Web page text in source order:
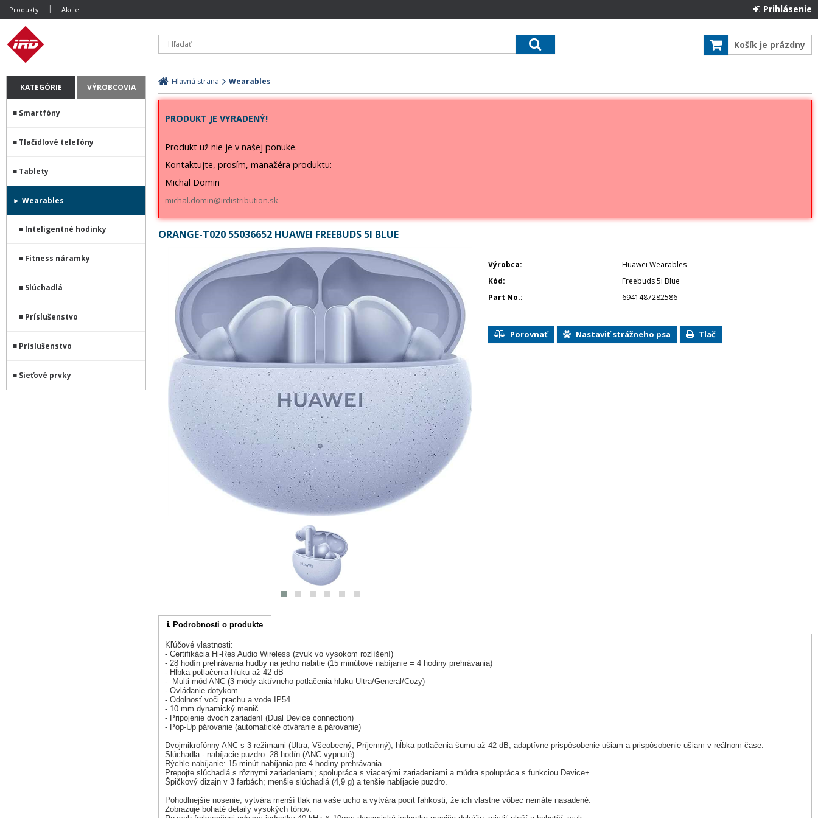
Produkty Akcie Prihlásenie
Košík je prázdny
KATEGÓRIE VÝROBCOVIA
Smartfóny
Tlačidlové telefóny
Tablety
Wearables
Inteligentné hodinky
Fitness náramky
Slúchadlá
Príslušenstvo
Príslušenstvo
Sieťové prvky
Hlavná strana Wearables
PRODUKT JE VYRADENÝ!
Produkt už nie je v našej ponuke.
Kontaktujte, prosím, manažéra produktu:
Michal Domin
michal.domin@irdistribution.sk
ORANGE-T020 55036652 HUAWEI FREEBUDS 5I BLUE
Výrobca
Huawei Wearables
Kód
Freebuds 5i Blue
Part No.
6941487282586
Porovnať Nastaviť strážneho psa Tlač
Podrobnosti o produkte
Kľúčové vlastnosti:
- Certifikácia Hi-Res Audio Wireless (zvuk vo vysokom rozlíšení)
- 28 hodín prehrávania hudby na jedno nabitie (15 minútové nabíjanie = 4 hodiny prehrávania)
- Hĺbka potlačenia hluku až 42 dB
- Multi-mód ANC (3 módy aktívneho potlačenia hluku Ultra/General/Cozy)
- Ovládanie dotykom
- Odolnosť voči prachu a vode IP54
- 10 mm dynamický menič
- Pripojenie dvoch zariadení (Dual Device connection)
- Pop-Up párovanie (automatické otváranie a párovanie)
Dvojmikrofónny ANC s 3 režimami (Ultra, Všeobecný, Príjemný); hĺbka potlačenia šumu až 42 dB; adaptívne prispôsobenie ušiam a prispôsobenie ušiam v reálnom čase.
Slúchadla - nabíjacie puzdro: 28 hodín (ANC vypnuté).
Rýchle nabíjanie: 15 minút nabíjania pre 4 hodiny prehrávania.
Prepojte slúchadlá s rôznymi zariadeniami; spolupráca s viacerými zariadeniami a múdra spolupráca s funkciou Device+
Špičkový dizajn v 3 farbách; menšie slúchadlá (4,9 g) a tenšie nabíjacie puzdro.
Pohodlnejšie nosenie, vytvára menší tlak na vaše ucho a vytvára pocit ľahkosti, že ich vlastne vôbec nemáte nasadené.
Zobrazuje bohaté detaily vysokých tónov.